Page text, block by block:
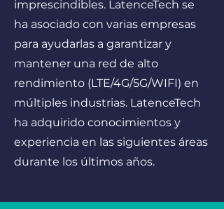
imprescindibles. LatenceTech se
ha asociado con varias empresas
para ayudarlas a garantizar y
mantener una red de alto
rendimiento (LTE/4G/5G/WIFI) en
múltiples industrias. LatenceTech
ha adquirido conocimientos y
experiencia en las siguientes áreas
durante los últimos años.